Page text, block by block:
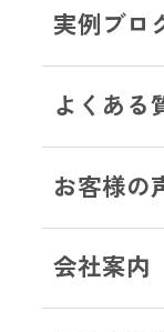
実例ブロ
よくある
お客様の
会社案内
内訳
作
ご